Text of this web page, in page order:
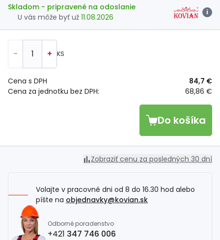
Skladom - pripravené na odoslanie
U vás môže byť už 11.08.2026
i
- + KS
Cena za jednotku bez DPH: 68,86 €
Cena s DPH 84,7 €
Do košíka
Zobraziť cenu za posledných 30 dní
Volajte v pracovné dni od 8 do 16.30 hod alebo
píšte na objednavky@kovian.sk
Odborné poradenstvo
+421 347 746 006